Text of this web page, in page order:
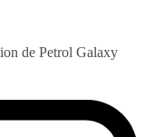
de Petrol Galaxy